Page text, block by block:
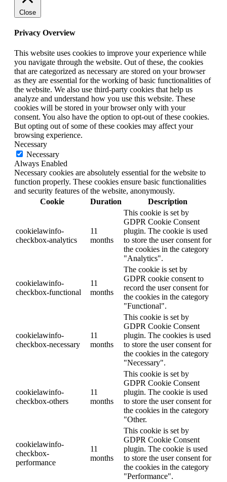
Close
Privacy Overview
This website uses cookies to improve your experience while
you navigate through the website. Out of these, the cookies
that are categorized as necessary are stored on your browser
as they are essential for the working of basic functionalities of
the website. We also use third-party cookies that help us
analyze and understand how you use this website. These
cookies will be stored in your browser only with your
consent. You also have the option to opt-out of these cookies.
But opting out of some of these cookies may affect your
browsing experience.
Necessary
Necessary
Always Enabled
Necessary cookies are absolutely essential for the website to
function properly. These cookies ensure basic functionalities
and security features of the website, anonymously.
Cookie
Duration Description
cookielawinfo-
checkbox-analytics
11
months
This cookie is set by
GDPR Cookie Consent
plugin. The cookie is used
to store the user consent for
the cookies in the category
"Analytics".
cookielawinfo-
checkbox-functional
11
months
The cookie is set by
GDPR cookie consent to
record the user consent for
the cookies in the category
"Functional".
cookielawinfo-
checkbox-necessary
11
months
This cookie is set by
GDPR Cookie Consent
plugin. The cookies is used
to store the user consent for
the cookies in the category
"Necessary".
cookielawinfo-
checkbox-others
11
months
This cookie is set by
GDPR Cookie Consent
plugin. The cookie is used
to store the user consent for
the cookies in the category
"Other.
cookielawinfo-
checkbox-
performance
11
months
This cookie is set by
GDPR Cookie Consent
plugin. The cookie is used
to store the user consent for
the cookies in the category
"Performance".